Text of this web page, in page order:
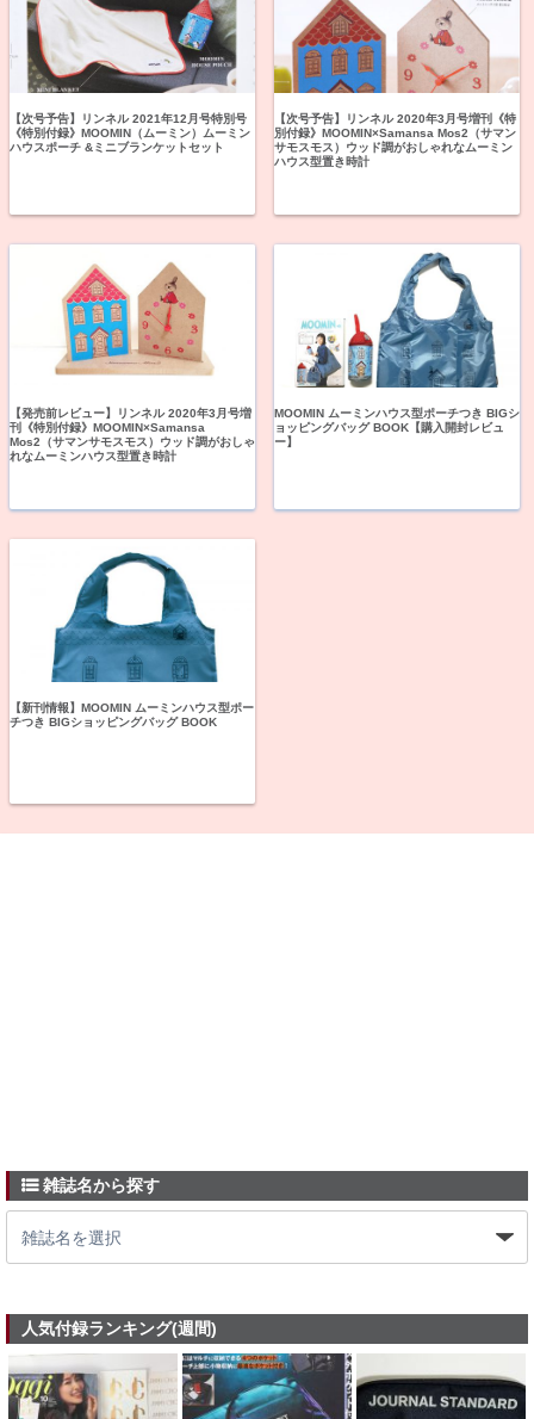
【次号予告】リンネル 2021年12月号特別号
《特別付録》MOOMIN（ムーミン）ムーミン
ハウスポーチ &ミニブランケットセット
【次号予告】リンネル 2020年3月号増刊《特
別付録》MOOMIN×Samansa Mos2（サマン
サモスモス）ウッド調がおしゃれなムーミン
ハウス型置き時計
【発売前レビュー】リンネル 2020年3月号増
刊《特別付録》MOOMIN×Samansa
Mos2（サマンサモスモス）ウッド調がおしゃ
れなムーミンハウス型置き時計
MOOMIN ムーミンハウス型ポーチつき BIGシ
ョッピングバッグ BOOK【購入開封レビュ
ー】
【新刊情報】MOOMIN ムーミンハウス型ポー
チつき BIGショッピングバッグ BOOK
雑誌名から探す
人気付録ランキング(週間)